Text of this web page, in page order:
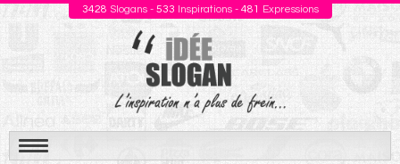
3428 Slogans - 533 Inspirations - 481 Expressions
Aller